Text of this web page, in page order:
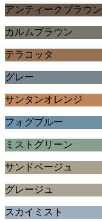
アンティークブラウン
カルムブラウン
テラコッタ
グレー
サンタンオレンジ
フォグブルー
ミストグリーン
サンドベージュ
グレージュ
スカイミスト